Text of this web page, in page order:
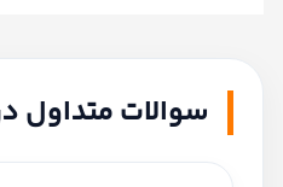
سوالات متداول